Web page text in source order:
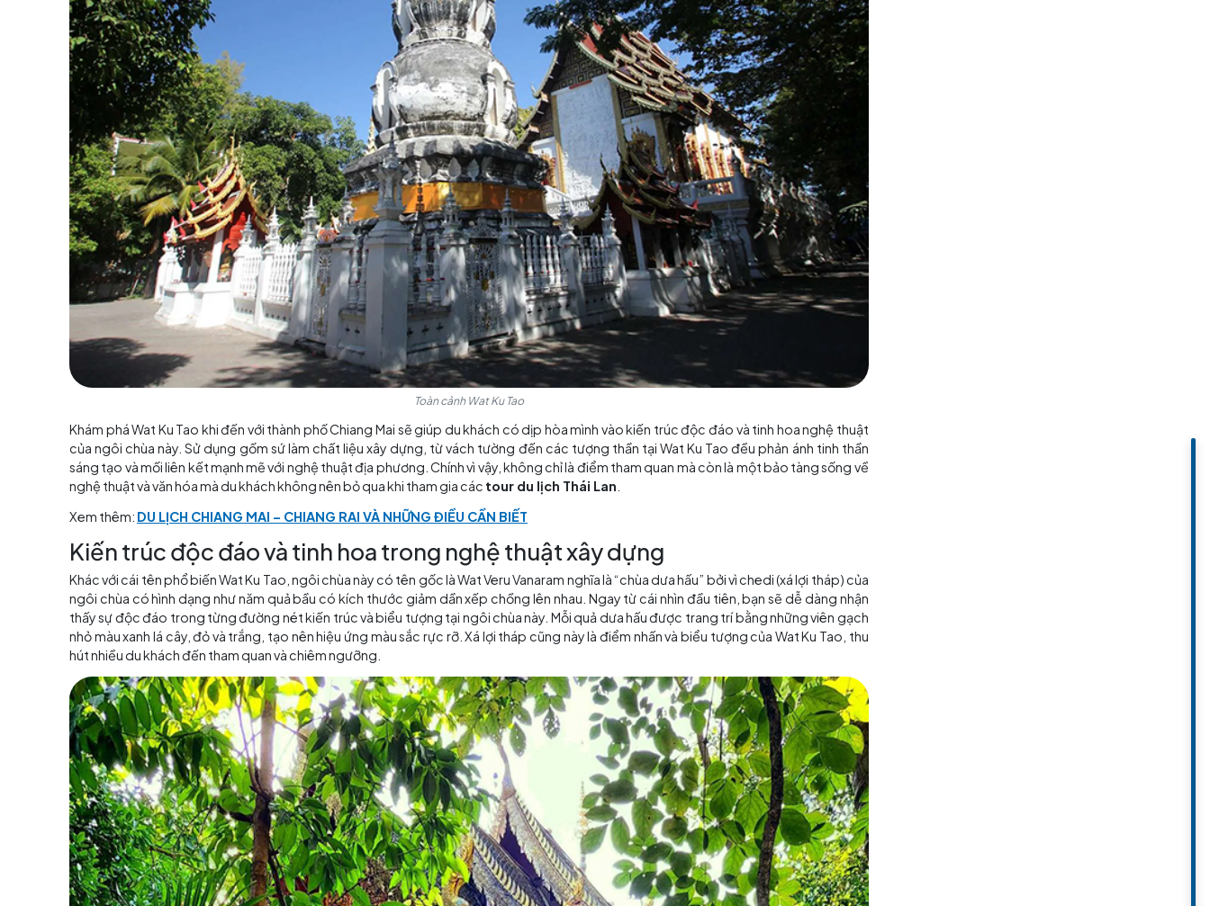
Toàn cảnh Wat Ku Tao
Khám phá Wat Ku Tao khi đến với thành phố Chiang Mai sẽ giúp du khách có dịp hòa mình vào kiến trúc độc đáo và tinh hoa nghệ thuật
của ngôi chùa này. Sử dụng gốm sứ làm chất liệu xây dựng, từ vách tường đến các tượng thần tại Wat Ku Tao đều phản ánh tinh thần
sáng tạo và mối liên kết mạnh mẽ với nghệ thuật địa phương. Chính vì vậy, không chỉ là điểm tham quan mà còn là một bảo tàng sống về
nghệ thuật và văn hóa mà du khách không nên bỏ qua khi tham gia các tour du lịch Thái Lan.
Xem thêm:DU LỊCH CHIANG MAI – CHIANG RAI VÀ NHỮNG ĐIỀU CẦN BIẾT
Kiến trúc độc đáo và tinh hoa trong nghệ thuật xây dựng
Khác với cái tên phổ biến Wat Ku Tao, ngôi chùa này có tên gốc là Wat Veru Vanaram nghĩa là “chùa dưa hấu” bởi vì chedi (xá lợi tháp) của
ngôi chùa có hình dạng như năm quả bầu có kích thước giảm dần xếp chồng lên nhau. Ngay từ cái nhìn đầu tiên, bạn sẽ dễ dàng nhận
thấy sự độc đáo trong từng đường nét kiến trúc và biểu tượng tại ngôi chùa này. Mỗi quả dưa hấu được trang trí bằng những viên gạch
nhỏ màu xanh lá cây, đỏ và trắng, tạo nên hiệu ứng màu sắc rực rỡ. Xá lợi tháp cũng này là điểm nhấn và biểu tượng của Wat Ku Tao, thu